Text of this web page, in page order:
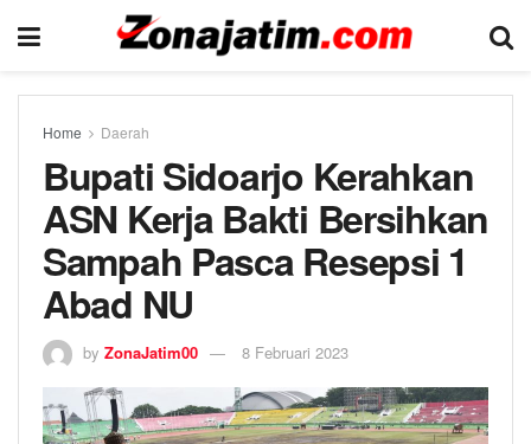
Home Daerah
Bupati Sidoarjo Kerahkan
ASN Kerja Bakti Bersihkan
Sampah Pasca Resepsi 1
Abad NU
by ZonaJatim00 8 Februari 2023